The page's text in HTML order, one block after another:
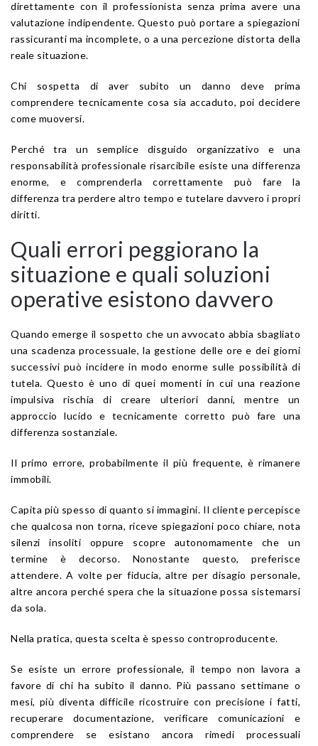
direttamente con il professionista senza prima avere una
valutazione indipendente. Questo può portare a spiegazioni
rassicuranti ma incomplete, o a una percezione distorta della
reale situazione.
Chi sospetta di aver subito un danno deve prima
comprendere tecnicamente cosa sia accaduto, poi decidere
come muoversi.
Perché tra un semplice disguido organizzativo e una
responsabilità professionale risarcibile esiste una differenza
enorme, e comprenderla correttamente può fare la
differenza tra perdere altro tempo e tutelare davvero i propri
diritti.
Quali errori peggiorano la
situazione e quali soluzioni
operative esistono davvero
Quando emerge il sospetto che un avvocato abbia sbagliato
una scadenza processuale, la gestione delle ore e dei giorni
successivi può incidere in modo enorme sulle possibilità di
tutela. Questo è uno di quei momenti in cui una reazione
impulsiva rischia di creare ulteriori danni, mentre un
approccio lucido e tecnicamente corretto può fare una
differenza sostanziale.
Il primo errore, probabilmente il più frequente, è rimanere
immobili.
Capita più spesso di quanto si immagini. Il cliente percepisce
che qualcosa non torna, riceve spiegazioni poco chiare, nota
silenzi insoliti oppure scopre autonomamente che un
termine è decorso. Nonostante questo, preferisce
attendere. A volte per fiducia, altre per disagio personale,
altre ancora perché spera che la situazione possa sistemarsi
da sola.
Nella pratica, questa scelta è spesso controproducente.
Se esiste un errore professionale, il tempo non lavora a
favore di chi ha subito il danno. Più passano settimane o
mesi, più diventa difficile ricostruire con precisione i fatti,
recuperare documentazione, verificare comunicazioni e
comprendere se esistano ancora rimedi processuali